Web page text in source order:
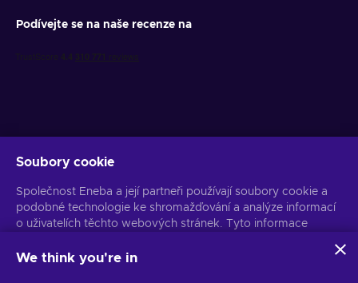
Podívejte se na naše recenze na
Získejte personalizované nabídky her
Předplatit
Z odběru se můžete kdykoli odhlásit. Více informací naleznete v
Soubory cookie
Společnost Eneba a její partneři používají soubory cookie a
podobné technologie ke shromažďování a analýze informací
o uživatelích těchto webových stránek. Tyto informace
stránkách. Vaše osobní údaje mohou být také použity k
We think you're in